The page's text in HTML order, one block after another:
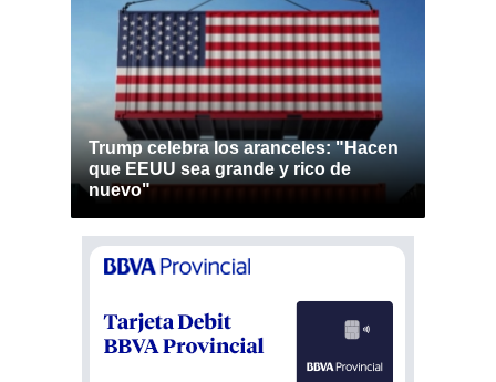
Trump celebra los aranceles: "Hacen
que EEUU sea grande y rico de
nuevo"